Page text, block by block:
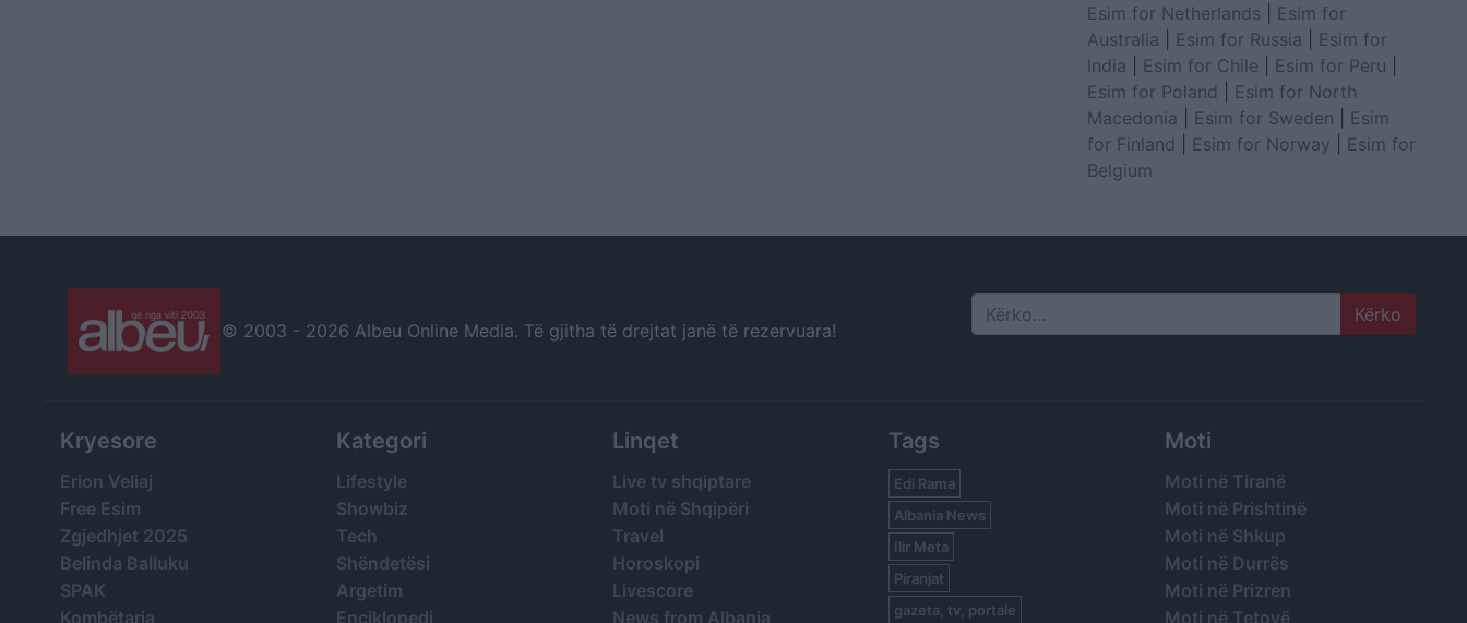
Esim for Netherlands
Esim for
Australia
Esim for Russia
Esim for
India
Esim for Chile Esim for Peru
Esim for Poland
Esim for North
Macedonia
Esim for Sweden
Esim
for Finland
Esim for Norway
Esim for
Belgium
© 2003 - 2026 Albeu Online Media. Të gjitha të drejtat janë të rezervuara! Search
Kryesore
Erion Veliaj
Free Esim
Zgjedhjet 2025
Belinda Balluku
SPAK
Kombëtarja
Kategori
Lifestyle
Showbiz
Tech
Shëndetësi
Argetim
Enciklopedi
Linqet
Live tv shqiptare
Moti në Shqipëri
Travel
Horoskopi
Livescore
News from Albania
Tags
Edi Rama
Albania News
Ilir Meta
Piranjat
gazeta, tv, portale
Moti
Moti në Tiranë
Moti në Prishtinë
Moti në Shkup
Moti në Durrës
Moti në Prizren
Moti në Tetovë